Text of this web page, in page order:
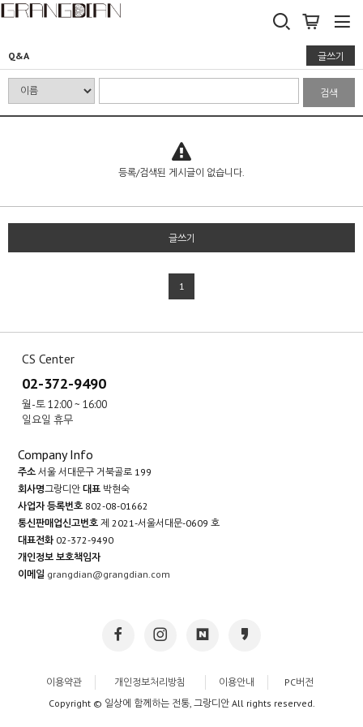
Q&A 글쓰기
검색
등록/검색된 게시글이 없습니다.
글쓰기
1
CS Center
02-372-9490
월-토 12:00 ~ 16:00
일요일 휴무
Company Info
주소 서울 서대문구 거북골로 199
회사명그랑디안대표 박현숙
사업자 등록번호 802-08-01662
통신판매업신고번호 제 2021-서울서대문-0609 호
대표전화 02-372-9490
개인정보 보호책임자
이메일 grangdian@grangdian.com
이용약관 개인정보처리방침 이용안내
PC버전
Copyright © 일상에 함께하는 전통, 그랑디안 All rights reserved.